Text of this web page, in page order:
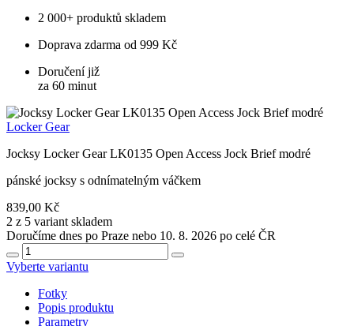
2 000+ produktů skladem
Doprava zdarma od 999 Kč
Doručení již
za 60 minut
Locker Gear
Jocksy Locker Gear LK0135 Open Access Jock Brief modré
pánské jocksy s odnímatelným váčkem
839,00 Kč
2 z 5 variant skladem
Doručíme dnes po Praze nebo 10. 8. 2026 po celé ČR
Vyberte variantu
Fotky
Popis produktu
Parametry